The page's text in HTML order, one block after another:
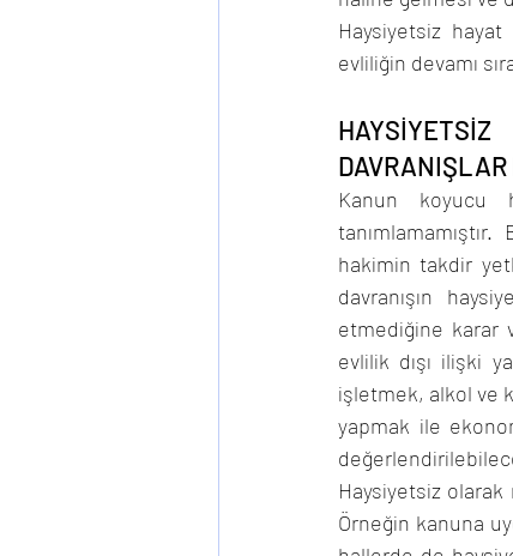
Haysiyetsiz
evliliğin devamı
Kanun koyucu
hakimin takdir
davranışın
etmediğine karar
evlilik dışı ilişki
işletmek, alkol ve
yapmak ile
Haysiyetsiz
Örneğin kanuna